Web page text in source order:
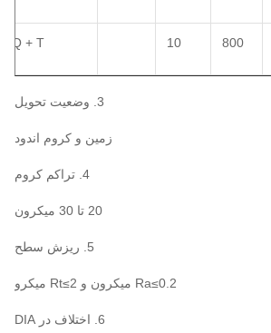
800
10
Q + T
3. وضعیت تحویل
زمین و کروم اندود
4. تراکم کروم
20 تا 30 میکرون
5. ریزش سطح
Ra≤0.2 میکرون و Rt≤2 میکرو
6. اختلاف در DIA